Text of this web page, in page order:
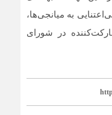
به میانجی‌ها،
در شورای